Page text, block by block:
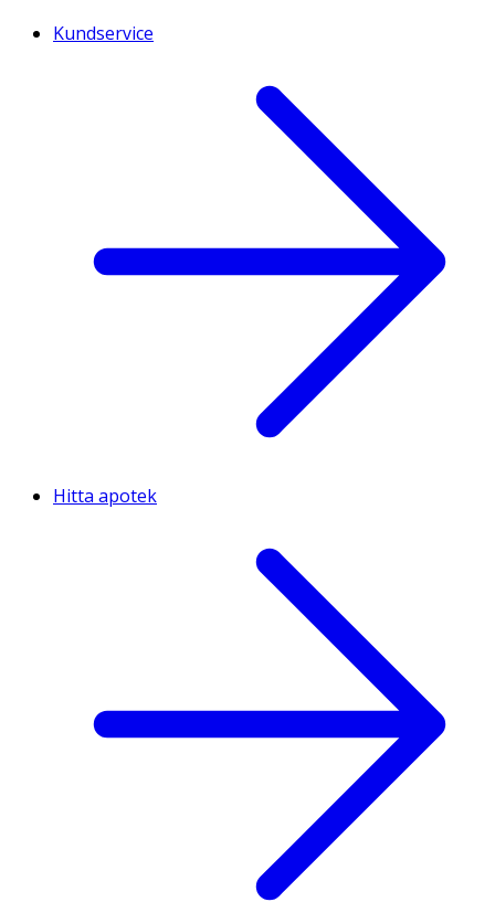
Kundservice
Hitta apotek